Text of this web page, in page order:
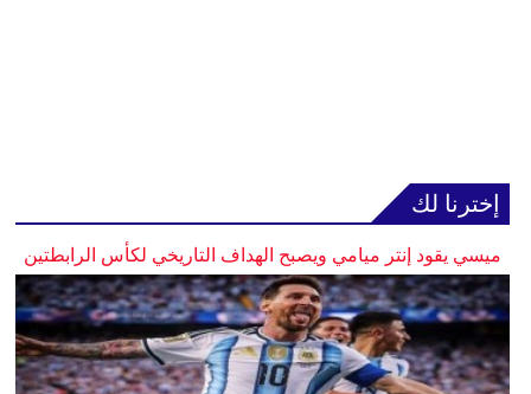
إخترنا لك
ميسي يقود إنتر ميامي ويصبح الهداف التاريخي لكأس الرابطتين